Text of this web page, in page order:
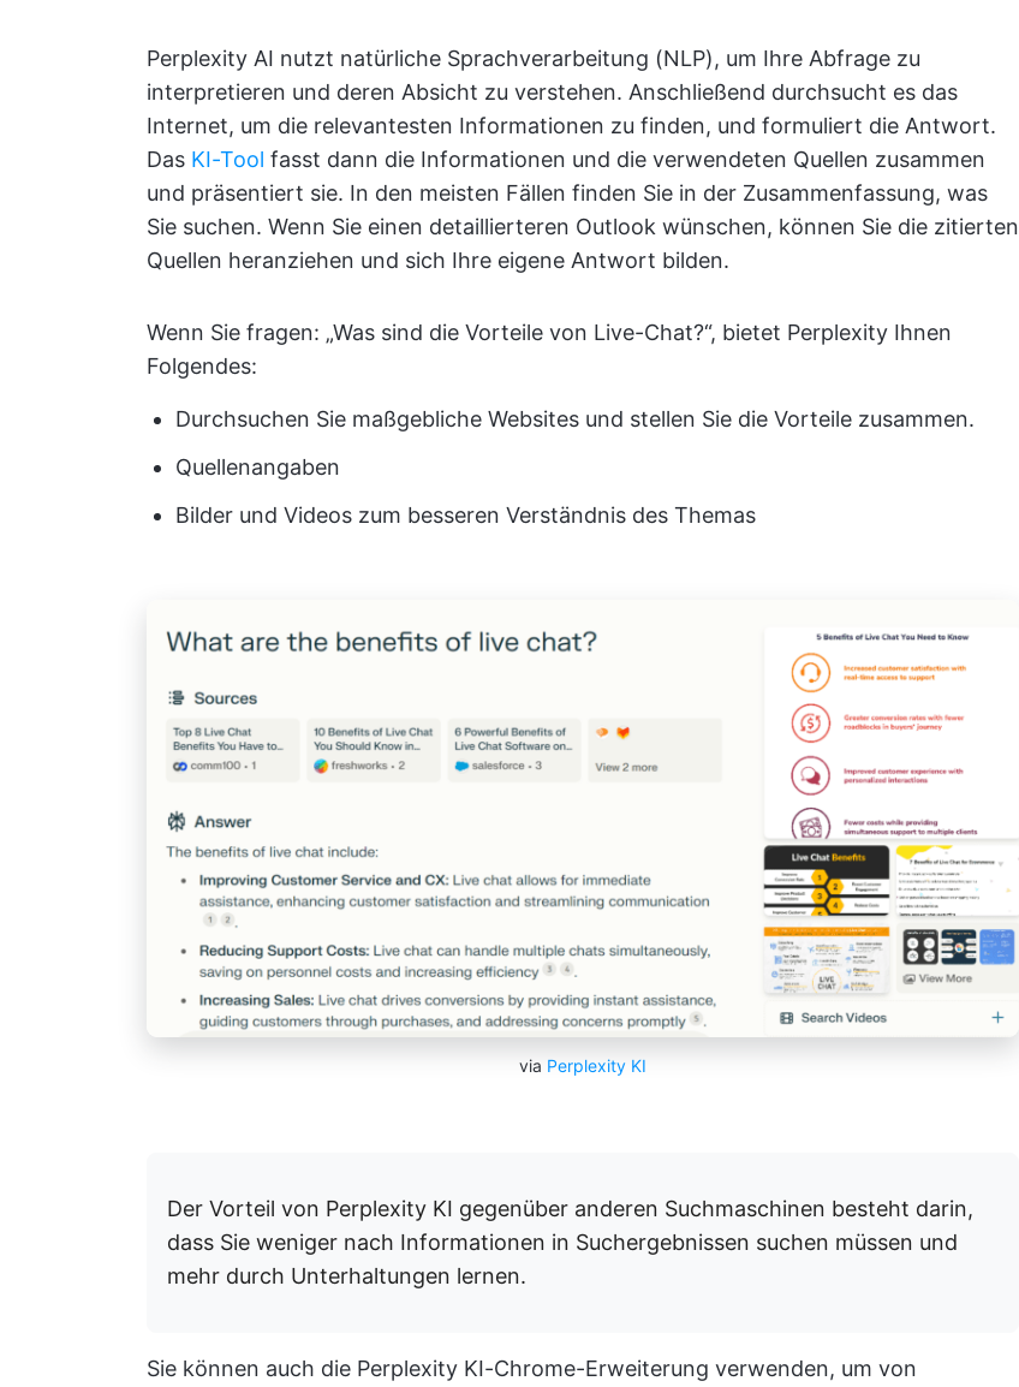
Perplexity AI nutzt natürliche Sprachverarbeitung (NLP), um Ihre Abfrage zu
interpretieren und deren Absicht zu verstehen. Anschließend durchsucht es das
Internet, um die relevantesten Informationen zu finden, und formuliert die Antwort.
Das KI-Tool fasst dann die Informationen und die verwendeten Quellen zusammen
und präsentiert sie. In den meisten Fällen finden Sie in der Zusammenfassung, was
Sie suchen. Wenn Sie einen detaillierteren Outlook wünschen, können Sie die zitierten
Quellen heranziehen und sich Ihre eigene Antwort bilden.
Wenn Sie fragen: „Was sind die Vorteile von Live-Chat?“, bietet Perplexity Ihnen
Folgendes:
Durchsuchen Sie maßgebliche Websites und stellen Sie die Vorteile zusammen.
Quellenangaben
Bilder und Videos zum besseren Verständnis des Themas
via Perplexity KI
Der Vorteil von Perplexity KI gegenüber anderen Suchmaschinen besteht darin,
dass Sie weniger nach Informationen in Suchergebnissen suchen müssen und
mehr durch Unterhaltungen lernen.
Sie können auch die Perplexity KI-Chrome-Erweiterung verwenden, um von